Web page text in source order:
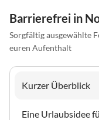
Barrierefrei in
Sorgfältig ausgewählte
euren Aufenthalt
Kurzer Überblick
Eine Urlaubsidee